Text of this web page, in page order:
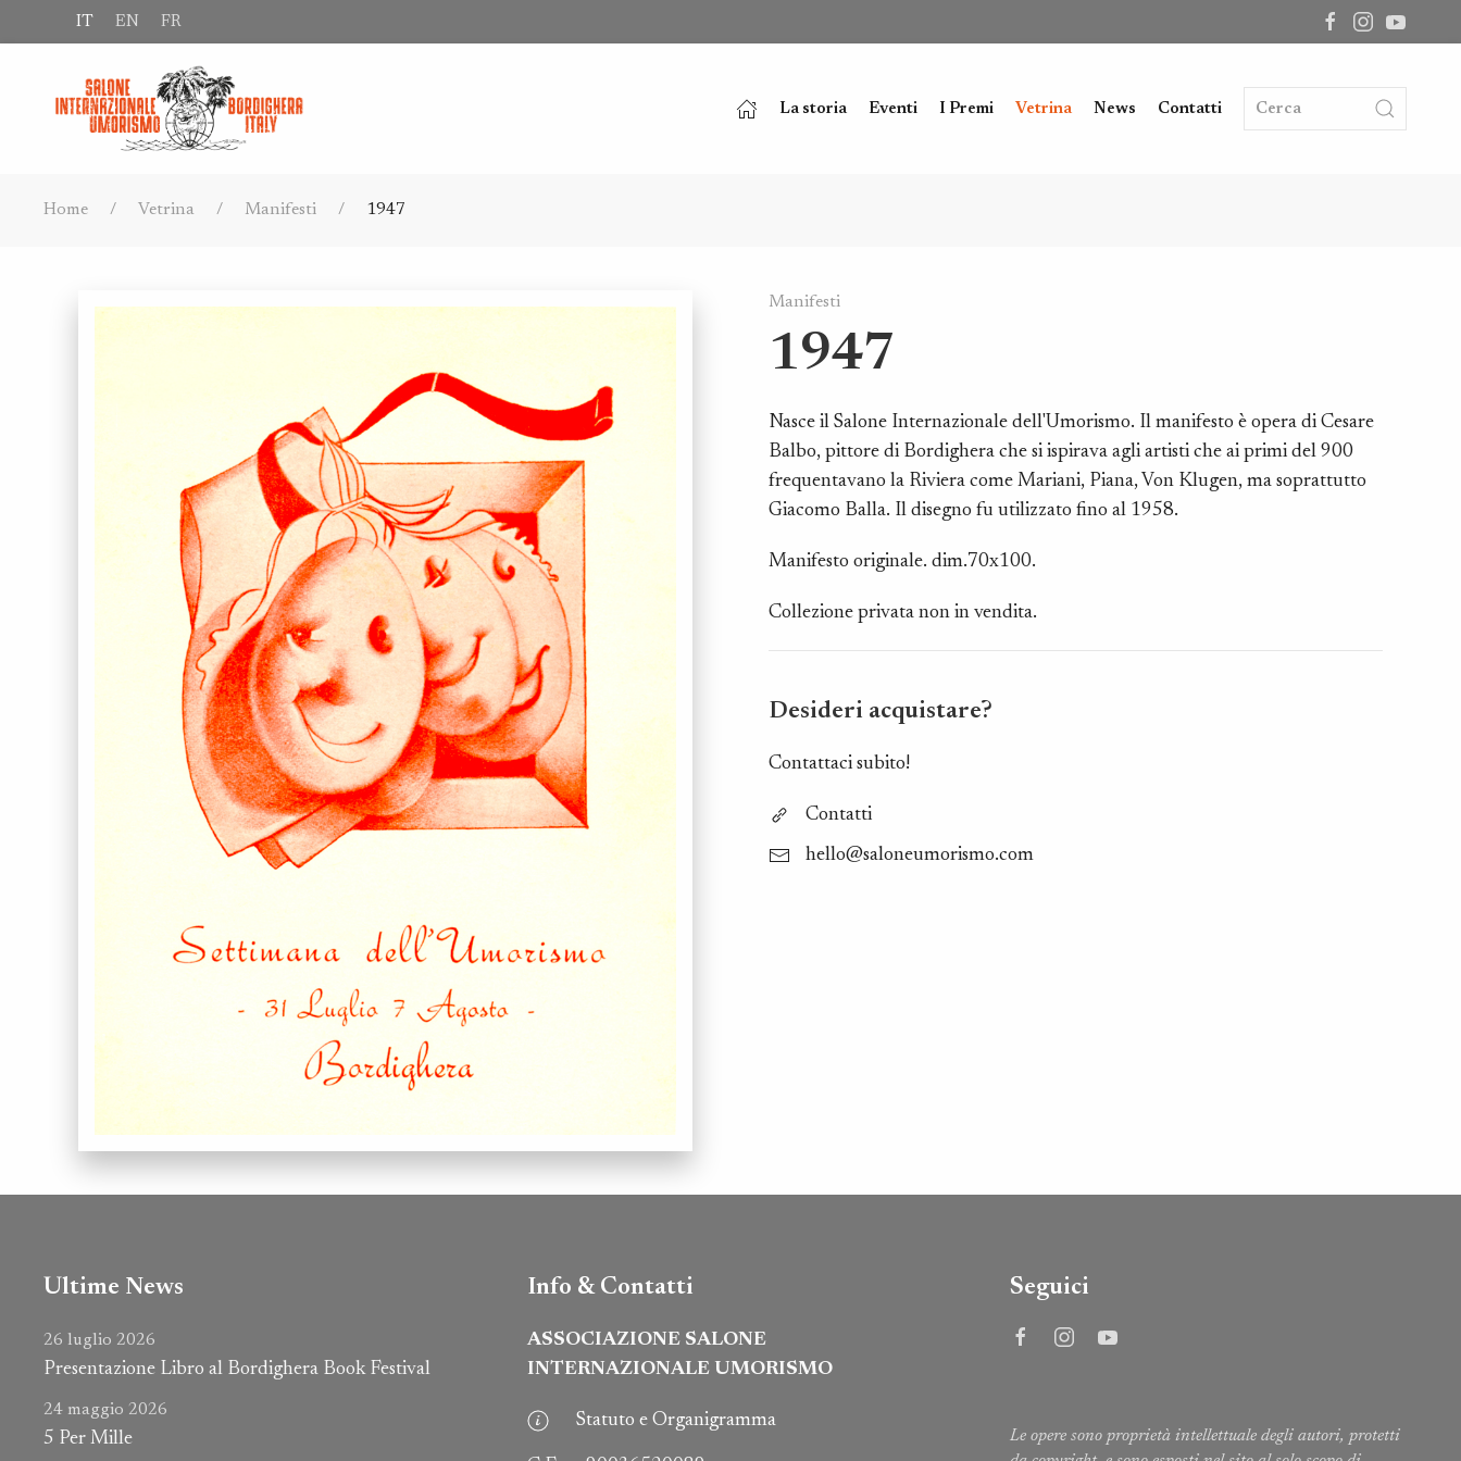
IT EN FR
La storia Eventi I Premi Vetrina News Contatti
Home Vetrina Manifesti 1947
Manifesti
1947
Nasce il Salone Internazionale dell'Umorismo. Il manifesto è opera di Cesare
Balbo, pittore di Bordighera che si ispirava agli artisti che ai primi del 900
frequentavano la Riviera come Mariani, Piana, Von Klugen, ma soprattutto
Giacomo Balla. Il disegno fu utilizzato fino al 1958.
Manifesto originale. dim.70x100.
Collezione privata non in vendita.
Desideri acquistare?
Contattaci subito!
Contatti
hello@saloneumorismo.com
Ultime News
26 luglio 2026
Presentazione Libro al Bordighera Book Festival
24 maggio 2026
5 Per Mille
Info & Contatti
ASSOCIAZIONE SALONE
INTERNAZIONALE UMORISMO
Statuto e Organigramma
Seguici
Le opere sono proprietà intellettuale degli autori, protetti